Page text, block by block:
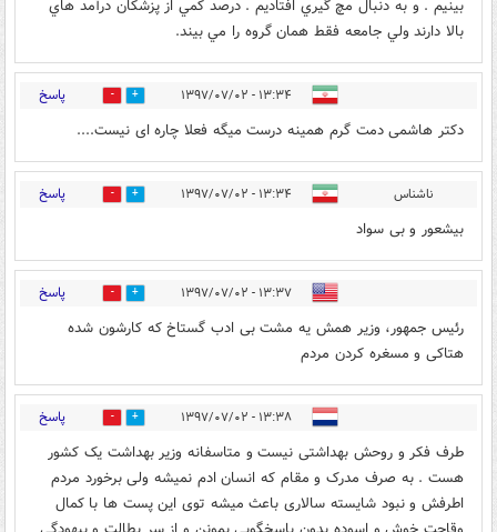
بينيم . و به دنبال مچ گيري افتاديم . درصد كمي از پزشكان درآمد هاي
بالا دارند ولي جامعه فقط همان گروه را مي بيند.
۱۳:۳۴ - ۱۳۹۷/۰۷/۰۲ 1 پاسخ
دکتر هاشمی دمت گرم همینه درست میگه فعلا چاره ای نیست....
ناشناس ۱۳:۳۴ - ۱۳۹۷/۰۷/۰۲ 1 پاسخ
بیشعور و بی سواد
۱۳:۳۷ - ۱۳۹۷/۰۷/۰۲ 36 پاسخ
رئیس جمهور، وزیر همش یه مشت بی ادب گستاخ که کارشون شده
هتاکی و مسغره کردن مردم
۱۳:۳۸ - ۱۳۹۷/۰۷/۰۲ 8 پاسخ
طرف فکر و روحش بهداشتی نیست و متاسفانه وزیر بهداشت یک کشور
هست . به صرف مدرک و مقام که انسان ادم نمیشه ولی برخورد مردم
اطرفش و نبود شایسته سالاری باعث میشه توی این پست ها با کمال